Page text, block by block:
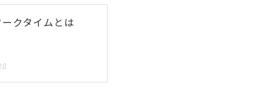
クタイムとは